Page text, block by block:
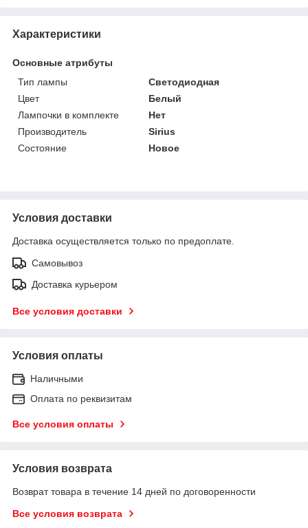
Характеристики
Основные атрибуты
Тип лампы
Светодиодная
Цвет
Белый
Лампочки в комплекте
Нет
Производитель
Sirius
Состояние
Новое
Условия доставки
Доставка осуществляется только по предоплате.
Самовывоз
Доставка курьером
Все условия доставки
Условия оплаты
Наличными
Оплата по реквизитам
Все условия оплаты
Условия возврата
Возврат товара в течение 14 дней по договоренности
Все условия возврата